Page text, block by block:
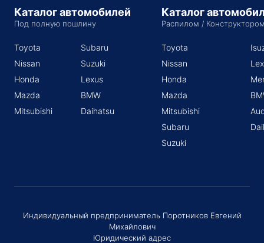
Каталог автомобилей
Под полную пошлину
Toyota
Nissan
Honda
Mazda
Mitsubishi
Subaru
Suzuki
Lexus
BMW
Daihatsu
Каталог
Распилом /
Toyota
Nissan
Honda
Mazda
Mitsubishi
Subaru
Suzuki
Индивидуальный предприниматель Поротников Евгений
Михайлович
Юридический адрес